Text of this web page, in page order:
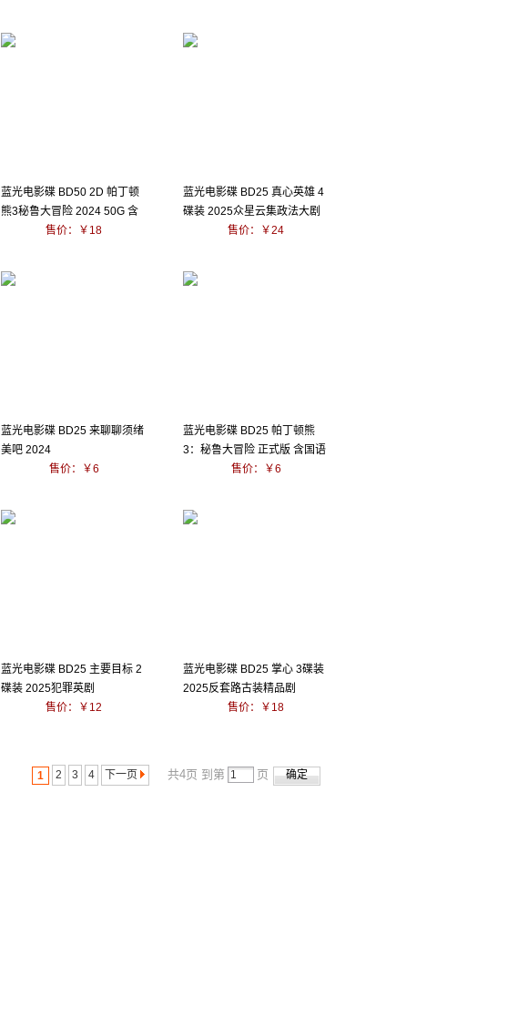
蓝光电影碟 BD50 2D 帕丁顿
熊3秘鲁大冒险 2024 50G 含
售价：￥18
蓝光电影碟 BD25 真心英雄 4
碟装 2025众星云集政法大剧
售价：￥24
蓝光电影碟 BD25 来聊聊须绪
美吧 2024
售价：￥6
蓝光电影碟 BD25 帕丁顿熊
3：秘鲁大冒险 正式版 含国语
售价：￥6
蓝光电影碟 BD25 主要目标 2
碟装 2025犯罪英剧
售价：￥12
蓝光电影碟 BD25 掌心 3碟装
2025反套路古装精品剧
售价：￥18
1 2 3 4 下一页 共4页 到第 页